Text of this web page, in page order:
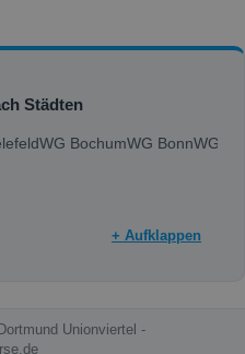
Städten
WG BochumWG BonnWG
+ Aufklappen
Unionviertel -